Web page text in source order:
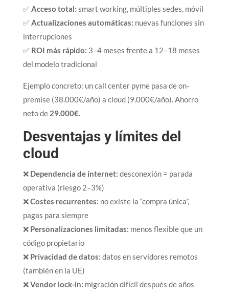
✅Acceso total: smart working, múltiples sedes, móvil
✅Actualizaciones automáticas: nuevas funciones sin
interrupciones
✅ ROI más rápido: 3–4 meses frente a 12–18 meses
del modelo tradicional
Ejemplo concreto: un call center pyme pasa de on-
premise (38.000€/año) a cloud (9.000€/año). Ahorro
neto de 29.000€.​
Desventajas y límites del
cloud
❌ Dependencia de internet: desconexión = parada
operativa (riesgo 2–3%)
❌Costes recurrentes: no existe la “compra única”,
pagas para siempre
❌ Personalizaciones limitadas: menos flexible que un
código propietario
❌ Privacidad de datos: datos en servidores remotos
(también en la UE)
❌Vendor lock-in: migración difícil después de años